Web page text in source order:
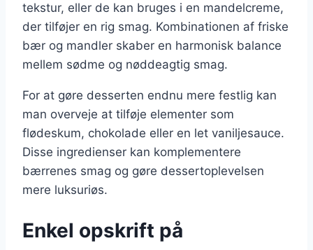
tekstur, eller de kan bruges i en mandelcreme,
der tilføjer en rig smag. Kombinationen af friske
bær og mandler skaber en harmonisk balance
mellem sødme og nøddeagtig smag.
For at gøre desserten endnu mere festlig kan
man overveje at tilføje elementer som
flødeskum, chokolade eller en let vaniljesauce.
Disse ingredienser kan komplementere
bærrenes smag og gøre dessertoplevelsen
mere luksuriøs.
Enkel opskrift på